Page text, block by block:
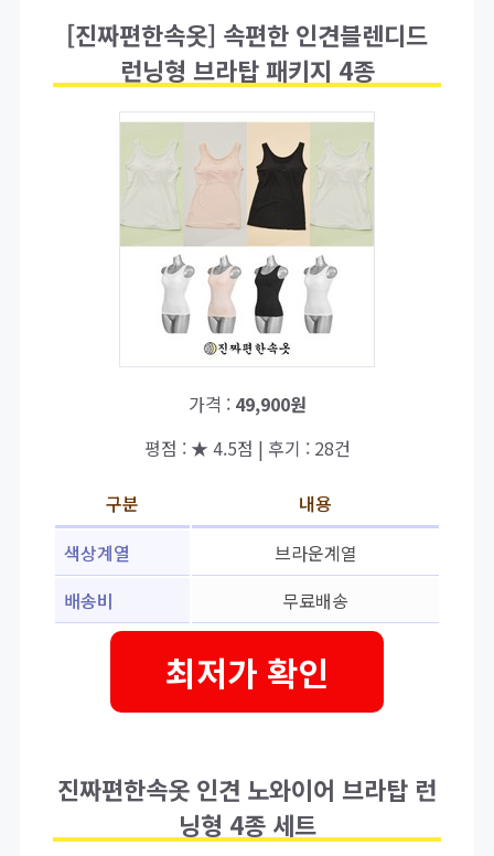
[진짜편한속옷] 속편한 인견블렌디드
런닝형 브라탑 패키지 4종
가격 : 49,900원
평점 : ★ 4.5점 | 후기 : 28건
구분
내용
색상계열
브라운계열
배송비
무료배송
최저가 확인
진짜편한속옷 인견 노와이어 브라탑 런
닝형 4종 세트